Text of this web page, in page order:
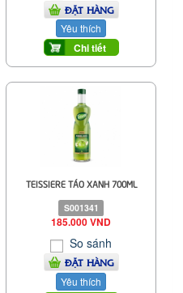
ĐẶT HÀNG
Yêu thích
Chi tiết
TEISSIERE TÁO XANH 700ML
S001341
185.000 VND
So sánh
ĐẶT HÀNG
Yêu thích